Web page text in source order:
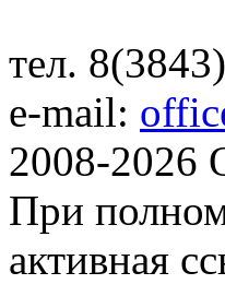
тел.
e-mail:
2008-
При
активная